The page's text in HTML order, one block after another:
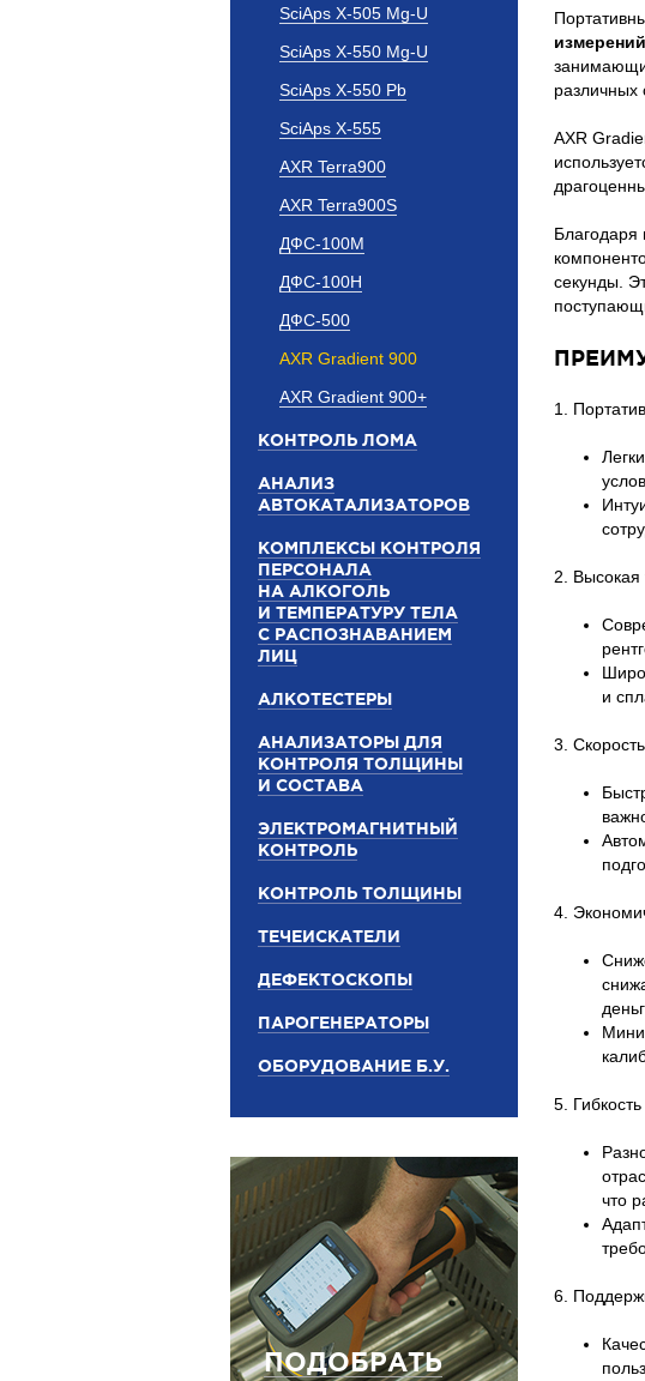
SciAps X-505 Mg-U
SciAps X-550 Mg-U
SciAps X-550 Pb
SciAps X-555
AXR Terra900
AXR Terra900S
ДФС-100М
ДФС-100Н
ДФС-500
AXR Gradient 900
AXR Gradient 900+
КОНТРОЛЬ ЛОМА
АНАЛИЗ
АВТОКАТАЛИЗАТОРОВ
КОМПЛЕКСЫ КОНТРОЛЯ
ПЕРСОНАЛА
НА АЛКОГОЛЬ
И ТЕМПЕРАТУРУ ТЕЛА
С РАСПОЗНАВАНИЕМ
ЛИЦ
АЛКОТЕСТЕРЫ
АНАЛИЗАТОРЫ ДЛЯ
КОНТРОЛЯ ТОЛЩИНЫ
И СОСТАВА
ЭЛЕКТРОМАГНИТНЫЙ
КОНТРОЛЬ
КОНТРОЛЬ ТОЛЩИНЫ
ТЕЧЕИСКАТЕЛИ
ДЕФЕКТОСКОПЫ
ПАРОГЕНЕРАТОРЫ
ОБОРУДОВАНИЕ Б.У.
ПОДОБРАТЬ
различных
AXR
Благодаря
секунды.
1.
2. Высокая
и
3.
4.
5.
что
6.